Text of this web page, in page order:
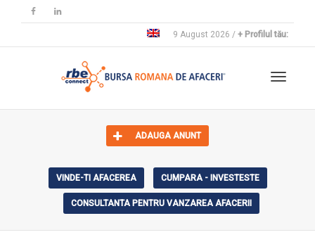
9 August 2026 / + Profilul tău:
ADAUGA ANUNT
VINDE-TI AFACEREA CUMPARA - INVESTESTE
CONSULTANTA PENTRU VANZAREA AFACERII